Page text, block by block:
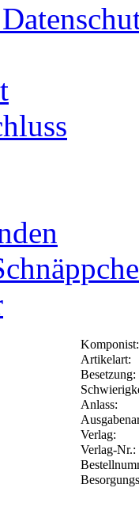
Komponist:
Artikelart:
Besetzung:
Anlass:
Verlag:
Verlag-Nr.: